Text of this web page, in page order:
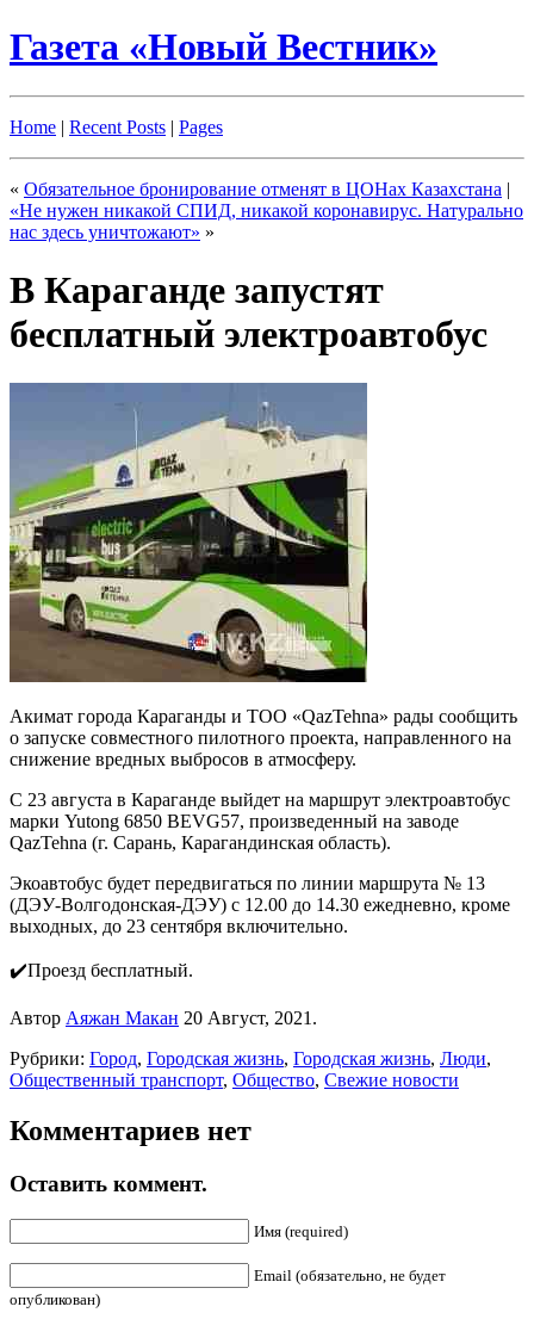
Газета «Новый Вестник»
Home | Recent Posts | Pages
« Обязательное бронирование отменят в ЦОНах Казахстана |
«Не нужен никакой СПИД, никакой коронавирус. Натурально
нас здесь уничтожают» »
В Караганде запустят
бесплатный электроавтобус
Акимат города Караганды и ТОО «QazTehna» рады сообщить
о запуске совместного пилотного проекта, направленного на
снижение вредных выбросов в атмосферу.
С 23 августа в Караганде выйдет на маршрут электроавтобус
марки Yutong 6850 BEVG57, произведенный на заводе
QazTehna (г. Сарань, Карагандинская область).
Экоавтобус будет передвигаться по линии маршрута № 13
(ДЭУ-Волгодонская-ДЭУ) с 12.00 до 14.30 ежедневно, кроме
выходных, до 23 сентября включительно.
✔️Проезд бесплатный.
Автор Аяжан Макан 20 Август, 2021.
Рубрики: Город, Городская жизнь, Городская жизнь, Люди,
Общественный транспорт, Общество, Свежие новости
Комментариев нет
Оставить коммент.
Имя (required)
Email (обязательно, не будет
опубликован)